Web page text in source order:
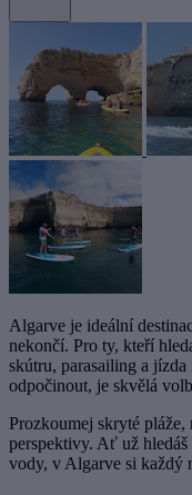
Algarve je ideální
nekončí. Pro ty, kteří
skútru, parasailing a
odpočinout, je skvělá
Prozkoumej skryté
perspektivy. Ať už hledáš
vody, v Algarve si každý